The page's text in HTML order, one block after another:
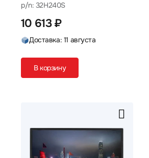
p/n: 32H240S
10 613 ₽
Доставка: 11 августа
В корзину